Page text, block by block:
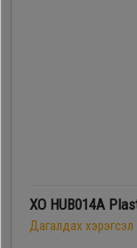
XO HUB014A
Дагалдах хэрэгсэл